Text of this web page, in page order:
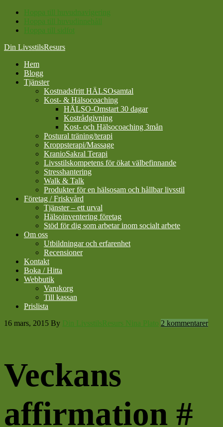
Hoppa till huvudnavigering
Hoppa till huvudinnehåll
Hoppa till sidfot
Din LivsstilsResurs
Hem
Blogg
Tjänster
Kostnadsfritt HÄLSOsamtal
Kost- & Hälsocoaching
HÄLSO-Omstart 30 dagar
Kostrådgivning
Kost- och Hälsocoaching 3mån
Postural träning/terapi
Kroppsterapi/Massage
KranioSakral Terapi
Livsstilskompetens för ökat välbefinnande
Stresshantering
Walk & Talk
Produkter för en hälsosam och hållbar livsstil
Företag / Friskvård
Tjänster – ett urval
Hälsoinventering företag
Stöd för dig som arbetar inom socialt arbete
Om oss
Utbildningar och erfarenhet
Recensioner
Kontakt
Boka / Hitta
Webbutik
Varukorg
Till kassan
Prislista
16 mars, 2015 By Din LivsstilsResurs Nina Plato 2 kommentarer
Veckans
affirmation #